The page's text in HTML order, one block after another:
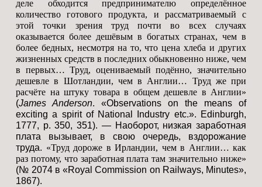
деле обходится предпринимателю определённое
количество готового продукта, и рассматриваемый с
этой точки зрения труд почти во всех случаях
оказывается более дешёвым в богатых странах, чем в
более бедных, несмотря на то, что цена хлеба и других
жизненных средств в последних обыкновенно ниже, чем
в первых… Труд, оцениваемый подённо, значительно
дешевле в Шотландии, чем в Англии… Труд же при
расчёте на штуку товара в общем дешевле в Англии»
(James Anderson. «Observations on the means of
exciting a spirit of National Industry etc.». Edinburgh,
1777, p. 350, 351). — Наоборот, низкая заработная
плата вызывает, в свою очередь, вздорожание
труда. «Труд дороже в Ирландии, чем в Англии… как
раз потому, что заработная плата там значительно ниже»
(№ 2074 в «Royal Commission on Railways, Minutes»,
1867).